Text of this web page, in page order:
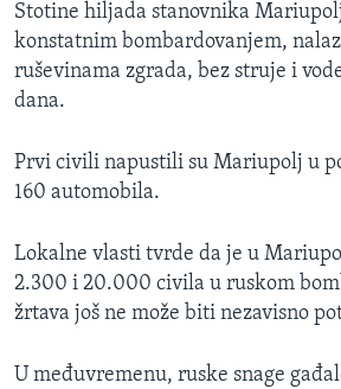
Stotine hiljada stanovnika
konstatnim bombardovanjem,
ruševinama zgrada, bez struje i
dana.
Prvi civili napustili su Mariupolj u
160 automobila.
Lokalne vlasti tvrde da je u
2.300 i 20.000 civila u ruskom
žrtava još ne može biti nezavisno
U međuvremenu, ruske snage